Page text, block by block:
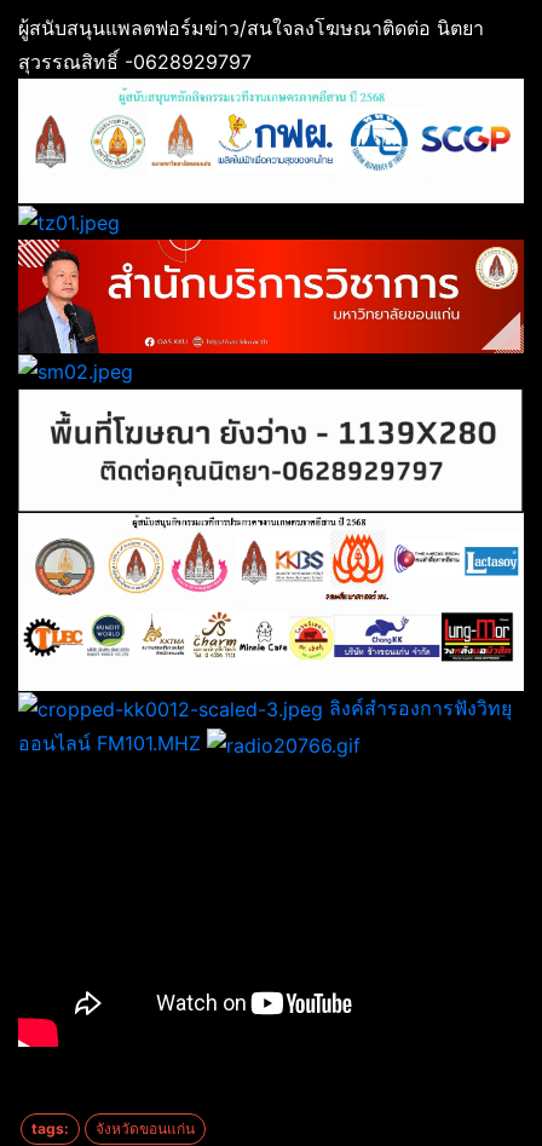
ผู้สนับสนุนแพลตฟอร์มข่าว/สนใจลงโฆษณาติดต่อ นิตยา
สุวรรณสิทธิ์ -0628929797
ลิงค์สำรองการฟังวิทยุ
ออนไลน์ FM101.MHZ
tags: จังหวัดขอนแก่น